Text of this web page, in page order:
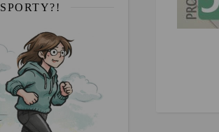
SPORTY?!